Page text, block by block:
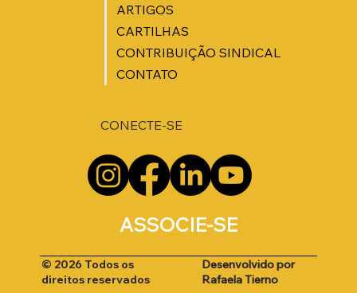
ARTIGOS
CARTILHAS
CONTRIBUIÇÃO SINDICAL
CONTATO
ASSOCIE-SE
CONECTE-SE
© 2026 Todos os
direitos reservados
Desenvolvido por
Rafaela Tierno